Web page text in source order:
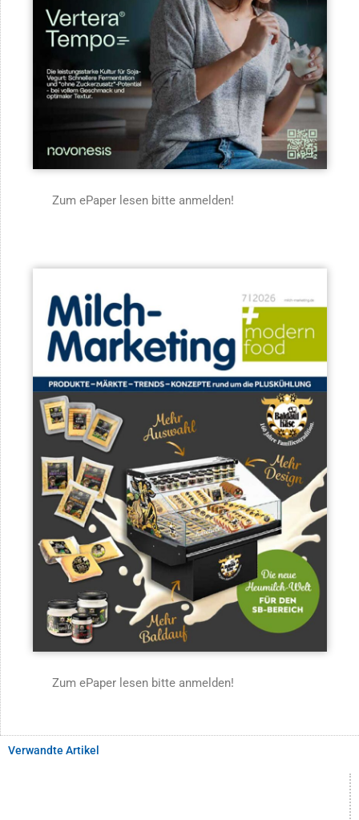
Zum ePaper lesen bitte anmelden!
Zum ePaper lesen bitte anmelden!
Verwandte Artikel